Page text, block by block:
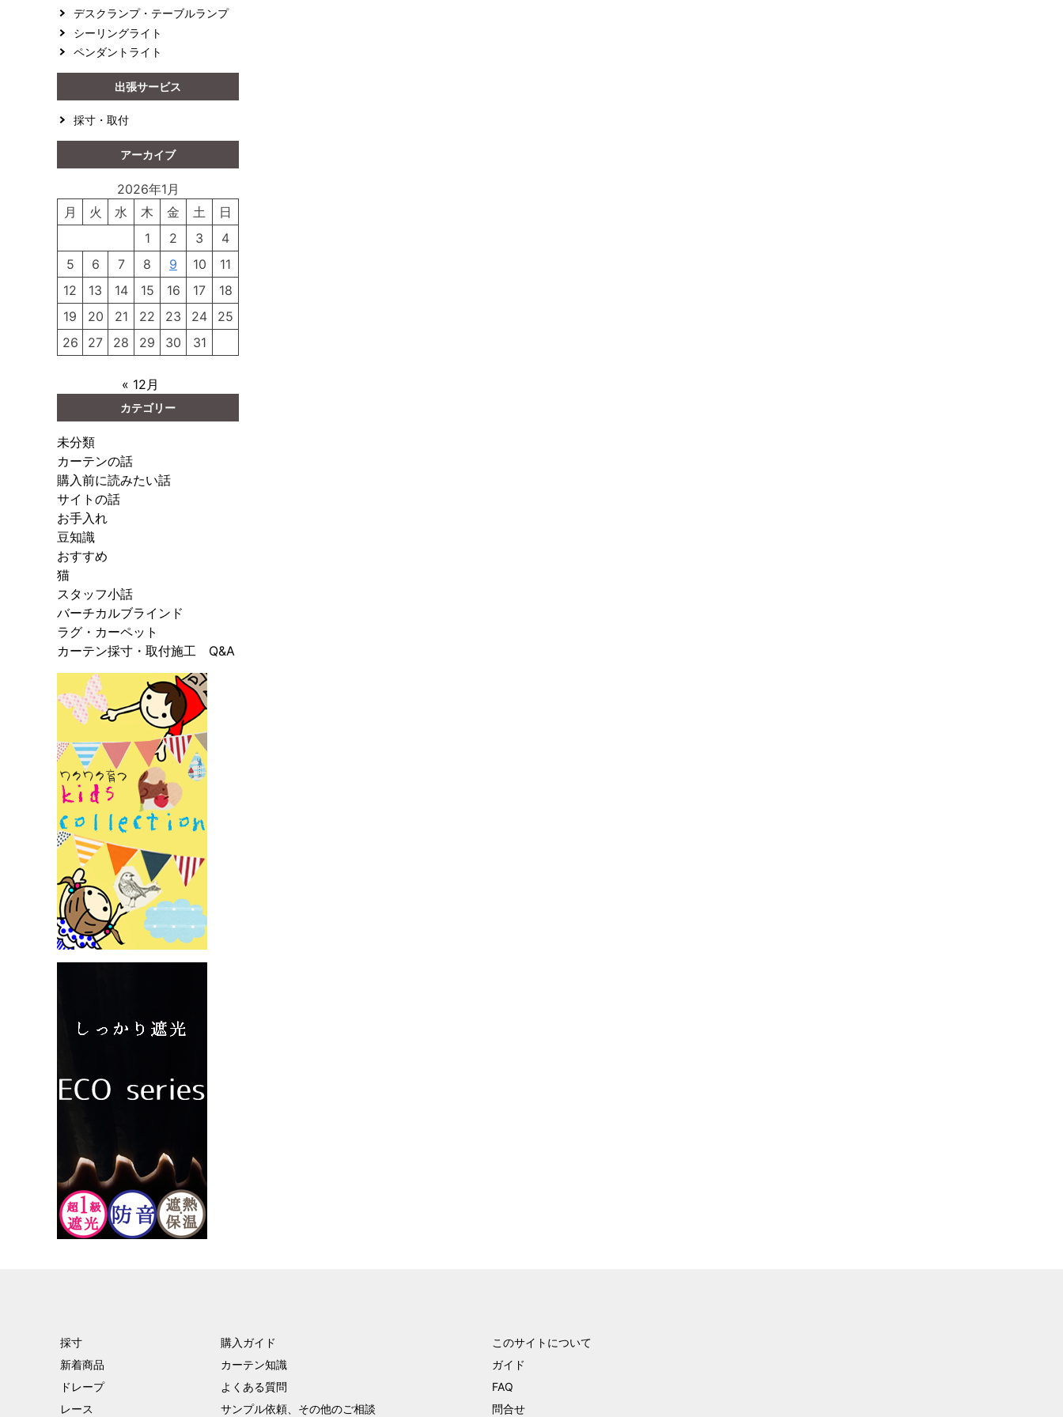
デスクランプ・テーブルランプ
シーリングライト
ペンダントライト
出張サービス
採寸・取付
アーカイブ
2026年1月
月
火 水 木 金 土
日
1
2 3
4
5
6 7 8 9 10
11
12
13 14 15 16 17
18
19
20 21 22 23 24
25
26
27 28 29 30 31
« 12月
カテゴリー
未分類
カーテンの話
購入前に読みたい話
サイトの話
お手入れ
豆知識
おすすめ
猫
スタッフ小話
バーチカルブラインド
ラグ・カーペット
カーテン採寸・取付施工 Q&A
採寸
新着商品
ドレープ
レース
購入ガイド
カーテン知識
よくある質問
サンプル依頼、その他のご相談
このサイトについて
ガイド
FAQ
問合せ